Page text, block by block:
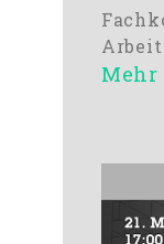
Mehr